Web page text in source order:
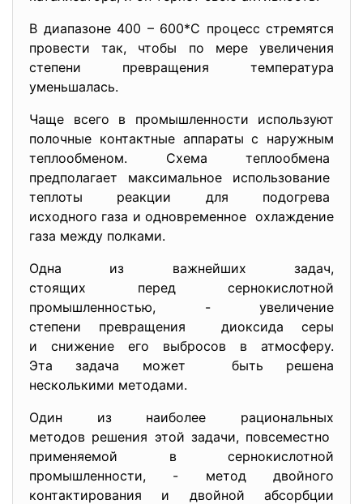
В диапазоне 400 – 600*С процесс стремятся
провести так, чтобы по мере увеличения
степени превращения температура
уменьшалась.
Чаще всего в промышленности используют
полочные контактные аппараты с наружным
теплообменом. Схема теплообмена
предполагает максимальное использование
теплоты реакции для подогрева
исходного газа и одновременное охлаждение
газа между полками.
Одна из важнейших задач,
стоящих перед сернокислотной
промышленностью, - увеличение
степени превращения диоксида серы
и снижение его выбросов в атмосферу.
Эта задача может быть решена
несколькими методами.
Один из наиболее рациональных
методов решения этой задачи, повсеместно
применяемой в сернокислотной
промышленности, - метод двойного
контактирования и двойной абсорбции